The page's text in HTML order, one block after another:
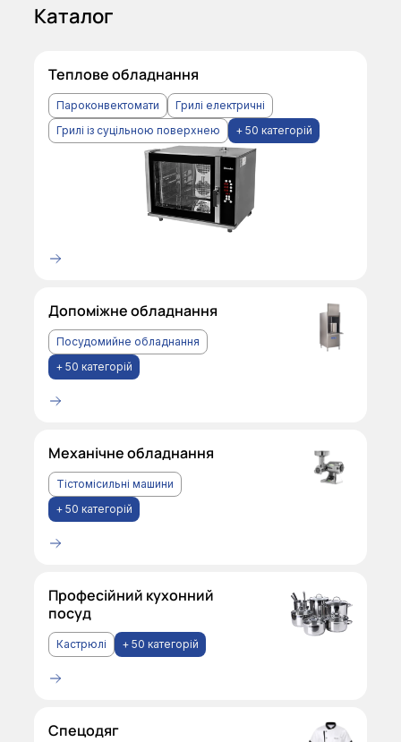
Каталог
Теплове обладнання
Пароконвектомати
Грилі електричні
Грилі із суцільною поверхнею
+ 50 категорій
Допоміжне обладнання
Посудомийне обладнання
+ 50 категорій
Механічне обладнання
Тістомісильні машини
+ 50 категорій
Професійний кухонний
посуд
Кастрюлі + 50 категорій
Спецодяг